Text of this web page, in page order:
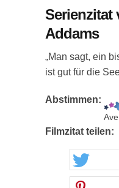
Serienzitat
Addams
„Man sagt, ein
ist gut für die
Abstimmen:
Filmzitat teilen: